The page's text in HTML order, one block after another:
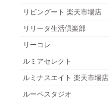
リビングート 楽天市場店
リリータ生活倶楽部
リーコレ
ルミアセレクト
ルミナスエイト 楽天市場店
ルーペスタジオ